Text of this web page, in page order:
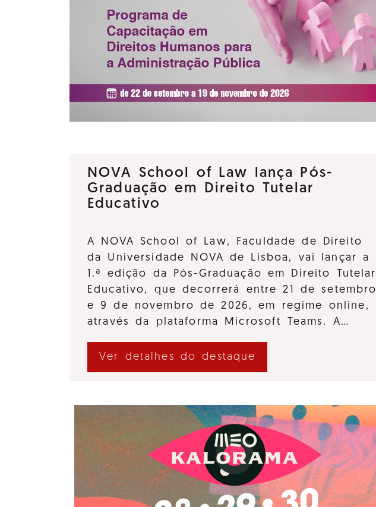
NOVA School of Law lança Pós-
Graduação em Direito Tutelar
Educativo
A NOVA School of Law, Faculdade de Direito
da Universidade NOVA de Lisboa, vai lançar a
1.ª edição da Pós-Graduação em Direito Tutelar
Educativo, que decorrerá entre 21 de setembro
e 9 de novembro de 2026, em regime online,
através da plataforma Microsoft Teams. A…
Ver detalhes do destaque